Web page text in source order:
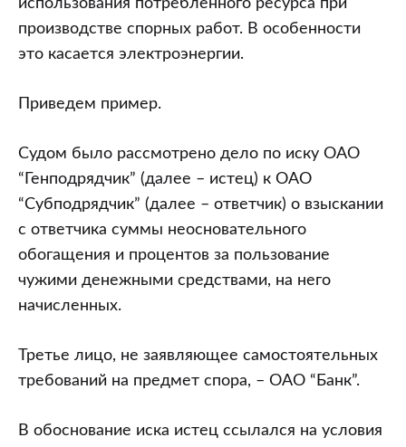
использования потребленного ресурса при
производстве спорных работ. В особенности
это касается электроэнергии.
Приведем пример.
Судом было рассмотрено дело по иску ОАО
“Генподрядчик” (далее – истец) к ОАО
“Субподрядчик” (далее – ответчик) о взыскании
с ответчика суммы неосновательного
обогащения и процентов за пользование
чужими денежными средствами, на него
начисленных.
Третье лицо, не заявляющее самостоятельных
требований на предмет спора, – ОАО “Банк”.
В обоснование иска истец ссылался на условия